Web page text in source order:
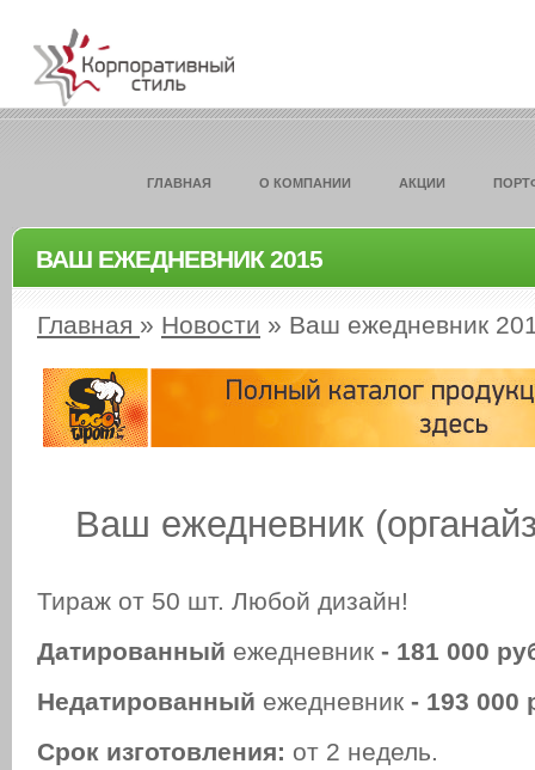
ГЛАВНАЯ О КОМПАНИИ АКЦИИ
ВАШ ЕЖЕДНЕВНИК 2015
Главная » Новости » Ваш ежедневник
Ваш ежедневник
Тираж от 50 шт. Любой дизайн!
Датированный ежедневник - 181 000
Недатированный ежедневник - 193 000
Срок изготовления: от 2 недель.